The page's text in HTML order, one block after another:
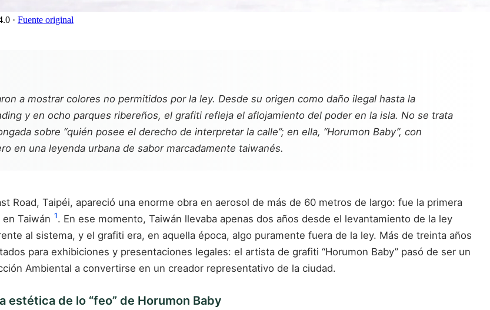
· Fuente original
a mostrar colores no permitidos por la ley. Desde su origen como daño ilegal hasta la
y en ocho parques ribereños, el grafiti refleja el aflojamiento del poder en la isla. No se trata
sobre “quién posee el derecho de interpretar la calle”; en ella, “Horumon Baby”, con
en una leyenda urbana de sabor marcadamente taiwanés.
Road, Taipéi, apareció una enorme obra en aerosol de más de 60 metros de largo: fue la primera
Taiwán 1. En ese momento, Taiwán llevaba apenas dos años desde el levantamiento de la ley
al sistema, y el grafiti era, en aquella época, algo puramente fuera de la ley. Más de treinta años
para exhibiciones y presentaciones legales: el artista de grafiti “Horumon Baby” pasó de ser un
Ambiental a convertirse en un creador representativo de la ciudad.
de lo “feo” de Horumon Baby